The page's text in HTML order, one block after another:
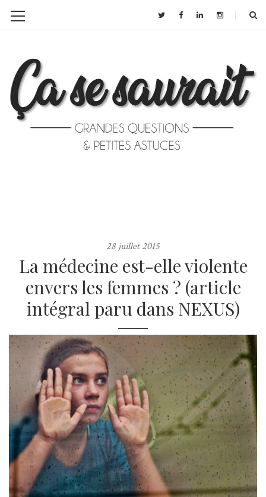
28 juillet 2015
La médecine est-elle violente
envers les femmes ? (article
intégral paru dans NEXUS)